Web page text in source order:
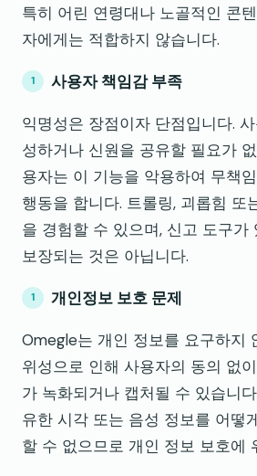
특히 어린 연령대나 노골적인 콘
자에게는 적합하지 않습니다.
사용자 책임감 부족
익명성은 장점이자 단점입니다.
성하거나 신원을 공유할 필요가
용자는 이 기능을 악용하여 무책
행동을 합니다. 트롤링, 괴롭힘 또
을 경험할 수 있으며, 신고 도구가
보장되는 것은 아닙니다.
개인정보 보호 문제
Omegle는 개인 정보를 요구하지
위성으로 인해 사용자의 동의 없
가 녹화되거나 캡처될 수 있습니
유한 시각 또는 음성 정보를 어떻
할 수 없으므로 개인 정보 보호에